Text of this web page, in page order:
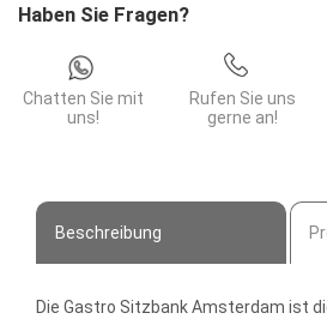
in
Anthrazit
Vertikal
Haben Sie Fragen?
Chatten Sie mit
uns!
Rufen Sie uns
gerne an!
Beschreibung
Die Gastro Sitzbank Amsterdam ist